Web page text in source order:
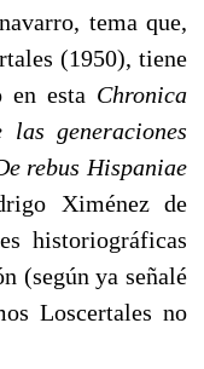
tema que,
(1950), tiene
en esta Chronica
las generaciones
rebus Hispaniae
Ximénez de
historiográficas
(según ya señalé
Loscertales no